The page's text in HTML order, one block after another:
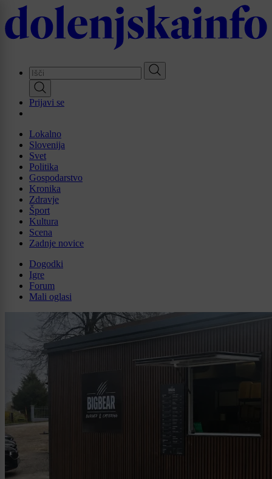
Skip
to
main
Prijavi se
Lokalno
Slovenija
Svet
Politika
Gospodarstvo
Kronika
Zdravje
Šport
Kultura
Scena
Zadnje novice
Dogodki
Igre
Forum
Mali oglasi